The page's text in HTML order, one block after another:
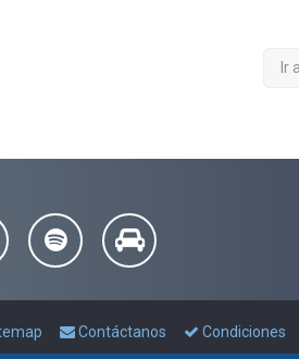
Ir a
Condiciones
Contáctanos